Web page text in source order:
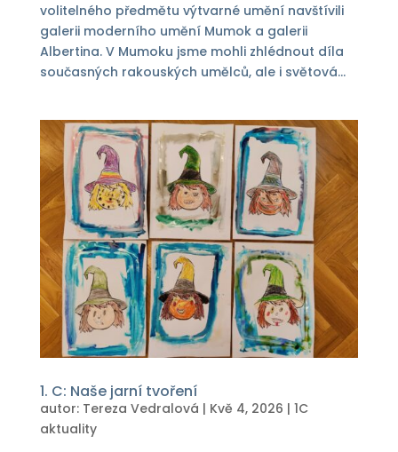
volitelného předmětu výtvarné umění navštívili
galerii moderního umění Mumok a galerii
Albertina. V Mumoku jsme mohli zhlédnout díla
současných rakouských umělců, ale i světová...
1. C: Naše jarní tvoření
autor: Tereza Vedralová | Kvě 4, 2026 | 1C
aktuality